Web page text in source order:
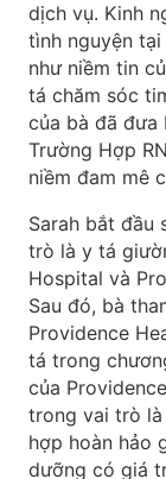
dịch vụ. Kinh
tình nguyện
như niềm tin
tá chăm sóc
của bà đã đưa
Trường Hợp
niềm đam mê
Sarah bắt đầu
trò là y tá
Hospital và
Sau đó, bà
Providence
tá trong
của
trong vai trò
hợp hoàn hảo
dưỡng có giá